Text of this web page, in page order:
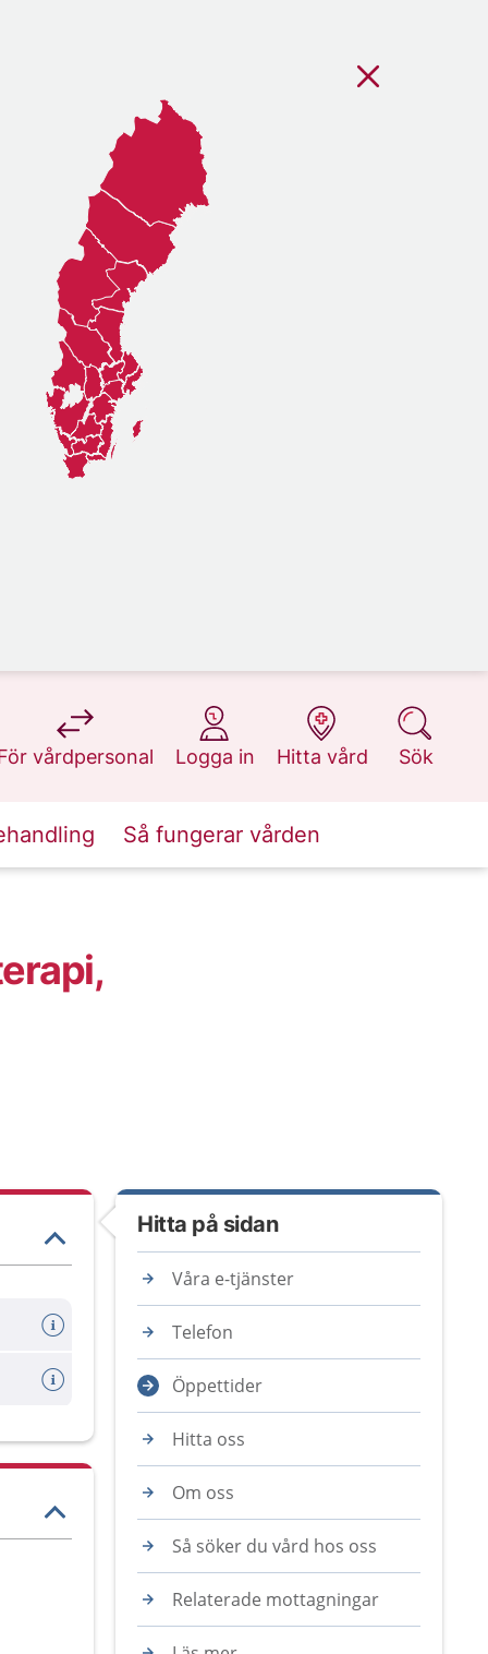
vårdpersonal
på 1177.se
Logga in
på 1177.se
Hitta vård
på 1177.se
Sök
på 1177.se
Så fungerar vården
Hitta på sidan
Våra e-tjänster
Telefon
Öppettider
Hitta oss
Om oss
Så söker du vård hos oss
Relaterade mottagningar